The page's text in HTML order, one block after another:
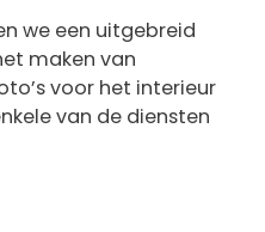
we een uitgebreid
maken van
voor het interieur
van de diensten